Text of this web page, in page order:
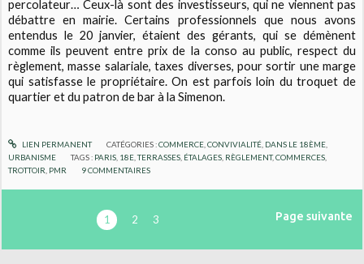
percolateur… Ceux-là sont des investisseurs, qui ne viennent pas
débattre en mairie. Certains professionnels que nous avons
entendus le 20 janvier, étaient des gérants, qui se démènent
comme ils peuvent entre prix de la conso au public, respect du
règlement, masse salariale, taxes diverses, pour sortir une marge
qui satisfasse le propriétaire. On est parfois loin du troquet de
quartier et du patron de bar à la Simenon.
LIEN PERMANENT CATÉGORIES :COMMERCE, CONVIVIALITÉ, DANS LE 18ÈME,
URBANISME
TAGS : PARIS 18E ,TERRASSES ÉTALAGES RÈGLEMENT,COMMERCES
TROTTOIR PMR 9COMMENTAIRES
1 2 3 Page suivante